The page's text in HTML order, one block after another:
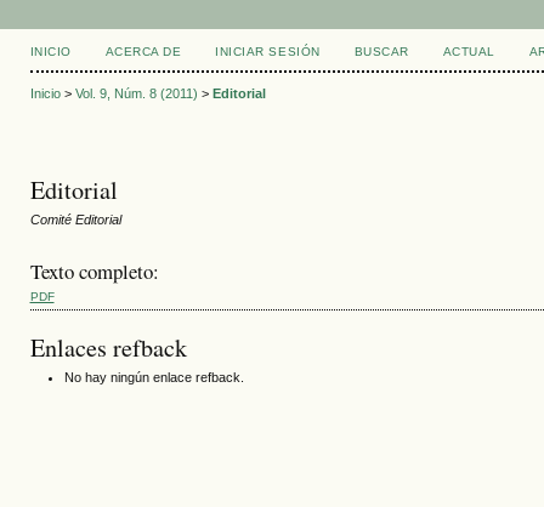
INICIO ACERCA DE INICIAR SESIÓN BUSCAR ACTUAL
Inicio> Vol. 9, Núm. 8 (2011) > Editorial
Editorial
Comité Editorial
Texto completo:
PDF
Enlaces refback
No hay ningún enlace refback.